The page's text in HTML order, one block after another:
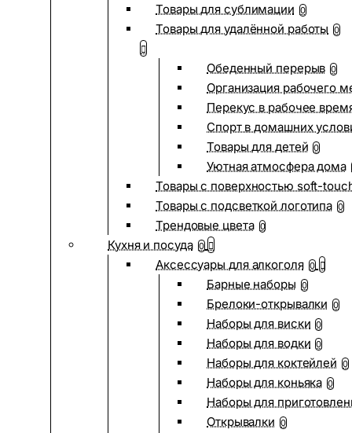
Товары для сублимации 0
Товары для удалённой работы 0
Обеденный перерыв 0
Организация рабочего
Перекус в рабочее
Спорт в домашних
Товары для детей 0
Уютная атмосфера дома
Товары с поверхностью soft-
Товары с подсветкой логотипа 0
Трендовые цвета 0
Кухня и посуда 0
Аксессуары для алкоголя 0
Барные наборы 0
Брелоки-открывалки 0
Наборы для виски 0
Наборы для водки 0
Наборы для коктейлей 0
Наборы для коньяка 0
Наборы для
Открывалки 0